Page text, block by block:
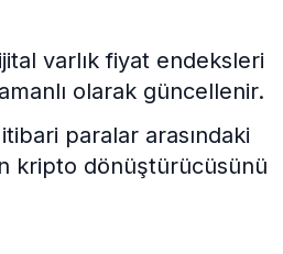
varlık fiyat endeksleri
olarak güncellenir.
paralar arasındaki
kripto dönüştürücüsünü